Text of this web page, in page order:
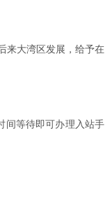
来大湾区发展，给予在
间等待即可办理入站手